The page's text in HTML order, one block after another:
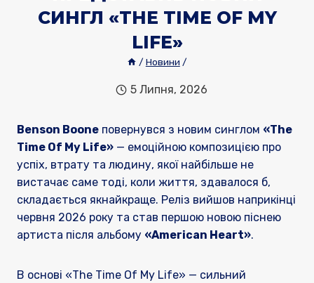
СИНГЛ «THE TIME OF MY
LIFE»
/ Новини /
5 Липня, 2026
Benson Boone повернувся з новим синглом «The
Time Of My Life» — емоційною композицією про
успіх, втрату та людину, якої найбільше не
вистачає саме тоді, коли життя, здавалося б,
складається якнайкраще. Реліз вийшов наприкінці
червня 2026 року та став першою новою піснею
артиста після альбому «American Heart».
В основі «The Time Of My Life» — сильний